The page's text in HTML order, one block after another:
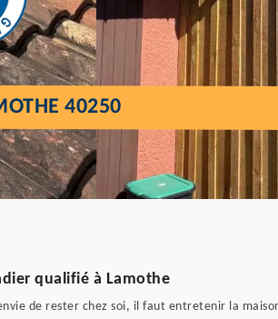
40250
qualifié à Lamothe
de rester chez soi, il faut entretenir la